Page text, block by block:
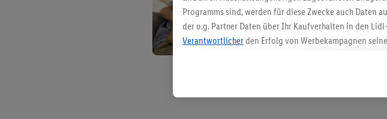
Programms sind, werden für diese Zwecke auch Daten
der o.g. Partner Daten über Ihr Kaufverhalten in den
Verantwortlicherden Erfolg von Werbekampagnen
angereicherten Profilen. Dies umfasst die
Kaufverhalten in den Lidl-Diensten, Informationen aus
genauen Standortdaten) auch über verschiedene